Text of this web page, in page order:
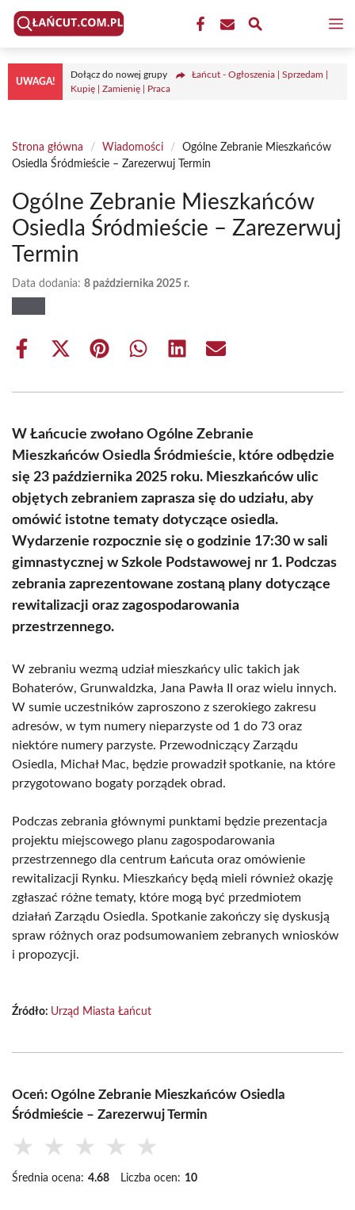
Przejdź
treści
UWAGA!
Dołącz do nowej grupy
Łańcut - Ogłoszenia | Sprzedam |
Kupię | Zamienię | Praca
Strona główna / Wiadomości /
Ogólne Zebranie Mieszkańców
Osiedla Śródmieście – Zarezerwuj Termin
Ogólne Zebranie Mieszkańców
Osiedla Śródmieście – Zarezerwuj
Termin
Data dodania: 8 października 2025 r.
Share
Share
(Twitter)
Share Share Share Share
W Łańcucie zwołano Ogólne Zebranie
Mieszkańców Osiedla Śródmieście, które odbędzie
się 23 października 2025 roku. Mieszkańców ulic
objętych zebraniem zaprasza się do udziału, aby
omówić istotne tematy dotyczące osiedla.
Wydarzenie rozpocznie się o godzinie 17:30 w sali
gimnastycznej w Szkole Podstawowej nr 1. Podczas
zebrania zaprezentowane zostaną plany dotyczące
rewitalizacji oraz zagospodarowania
przestrzennego.
W zebraniu wezmą udział mieszkańcy ulic takich jak
Bohaterów, Grunwaldzka, Jana Pawła II oraz wielu innych.
W sumie uczestników zaproszono z szerokiego zakresu
adresów, w tym numery nieparzyste od 1 do 73 oraz
niektóre numery parzyste. Przewodniczący Zarządu
Osiedla, Michał Mac, będzie prowadził spotkanie, na które
przygotowano bogaty porządek obrad.
Podczas zebrania głównymi punktami będzie prezentacja
projektu miejscowego planu zagospodarowania
przestrzennego dla centrum Łańcuta oraz omówienie
rewitalizacji Rynku. Mieszkańcy będą mieli również okazję
zgłaszać różne tematy, które mogą być przedmiotem
działań Zarządu Osiedla. Spotkanie zakończy się dyskusją
spraw różnych oraz podsumowaniem zebranych wniosków
i propozycji.
Źródło: Urząd Miasta Łańcut
Oceń: Ogólne Zebranie Mieszkańców Osiedla
Śródmieście – Zarezerwuj Termin
★ ★ ★ ★ ★
Średnia ocena: 4.68 Liczba ocen: 10